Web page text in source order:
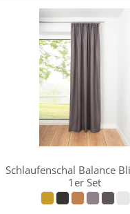
Schlaufenschal Balance
1er Set